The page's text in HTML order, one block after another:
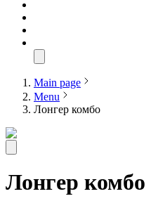
Main page
Menu
Лонгер комбо
Лонгер комбо